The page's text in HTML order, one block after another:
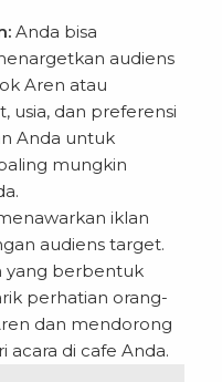
Anda bisa
audiens
Aren atau
usia, dan preferensi
Anda untuk
mungkin
iklan
audiens target.
yang berbentuk
perhatian orang-
dan mendorong
di cafe Anda.